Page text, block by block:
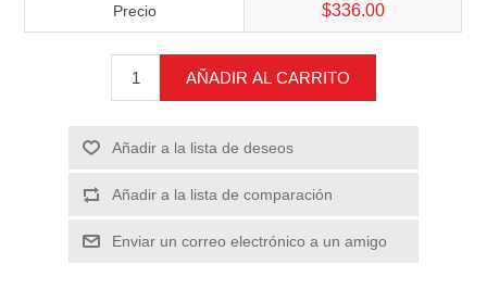
Precio $336.00
AÑADIR AL CARRITO
Añadir a la lista de deseos
Añadir a la lista de comparación
Enviar un correo electrónico a un amigo